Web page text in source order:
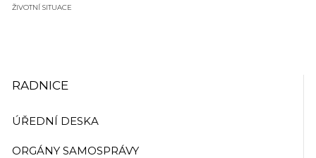
ŽIVOTNÍ SITUACE
RADNICE
ÚŘEDNÍ DESKA
ORGÁNY SAMOSPRÁVY